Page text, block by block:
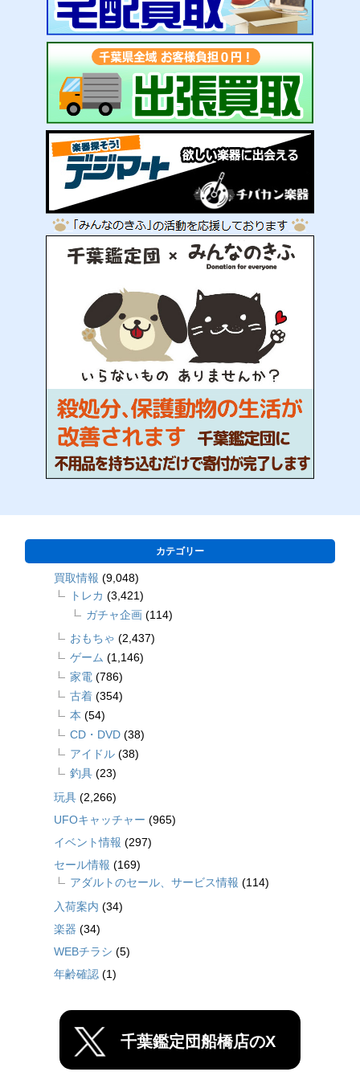
カテゴリー
買取情報 (9,048)
トレカ (3,421)
ガチャ企画 (114)
おもちゃ (2,437)
ゲーム (1,146)
家電 (786)
古着 (354)
本 (54)
CD・DVD (38)
アイドル (38)
釣具 (23)
玩具 (2,266)
UFOキャッチャー (965)
イベント情報 (297)
セール情報 (169)
アダルトのセール、サービス情報 (114)
入荷案内 (34)
楽器 (34)
WEBチラシ (5)
年齢確認 (1)
千葉鑑定団船橋店のX